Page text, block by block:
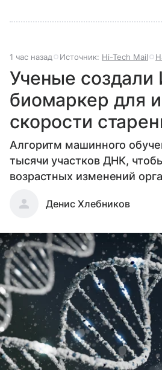
1 час назад Источник: Hi-Tech Mail
Ученые
биомаркер для
скорости
Алгоритм машинного
тысячи участков ДНК,
возрастных изменений
Денис Хлебников